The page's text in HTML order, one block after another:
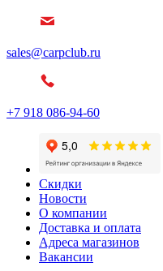
sales@carpclub.ru
+7 918 086-94-60
Скидки
Новости
О компании
Доставка и оплата
Адреса магазинов
Вакансии